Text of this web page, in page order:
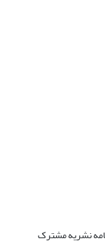
نشریه مشترک